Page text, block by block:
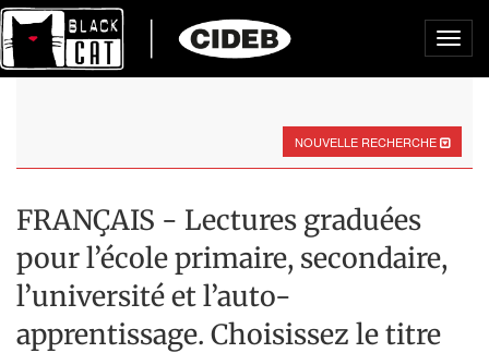
NOUVELLE RECHERCHE
FRANÇAIS - Lectures graduées
pour l’école primaire, secondaire,
l’université et l’auto-
apprentissage. Choisissez le titre